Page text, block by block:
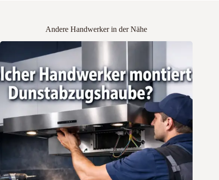
Andere Handwerker in der Nähe